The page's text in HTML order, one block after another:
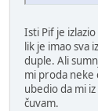
Isti Pif je
lik je imao sva
duple. Ali
mi proda neke
ubedio da mi
čuvam.